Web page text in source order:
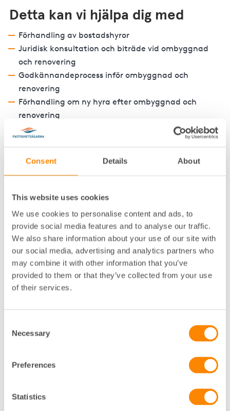
Consent Details About
This website uses cookies
We use cookies to personalise content and ads, to
provide social media features and to analyse our traffic.
We also share information about your use of our site with
our social media, advertising and analytics partners who
may combine it with other information that you’ve
provided to them or that they’ve collected from your use
of their services.
Selection
Necessary
Preferences
Statistics
Detta kan vi hjälpa dig med
Förhandling av bostadshyror
Juridisk konsultation och biträde vid ombyggnad
och renovering
Godkännandeprocess inför ombyggnad och
renovering
Förhandling om ny hyra efter ombyggnad och
renovering
Bruksvärderingar
Processer vid hyresnämnd och allmän domstol
Skicka en förfrågan
A-ö Kontor
C
Fyll i formuläret nedan, så kontaktar vi dig! När du
som du har angett. Du kan läsa om hur vi hanterar